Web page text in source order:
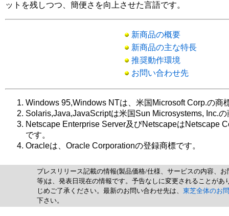
ットを残しつつ、簡便さを向上させた言語です。
新商品の概要
新商品の主な特長
推奨動作環境
お問い合わせ先
Windows 95,Windows NTは、米国Microsoft Corp.の商
Solaris,Java,JavaScriptは米国Sun Microsystems, Inc.
Netscape Enterprise Server及びNetscapeはNetscape
です。
Oracleは、Oracle Corporationの登録商標です。
プレスリリース記載の情報(製品価格/仕様、サービスの内容、
等)は、発表日現在の情報です。予告なしに変更されることがあ
じめご了承ください。最新のお問い合わせ先は、 東芝全体のお
下さい。